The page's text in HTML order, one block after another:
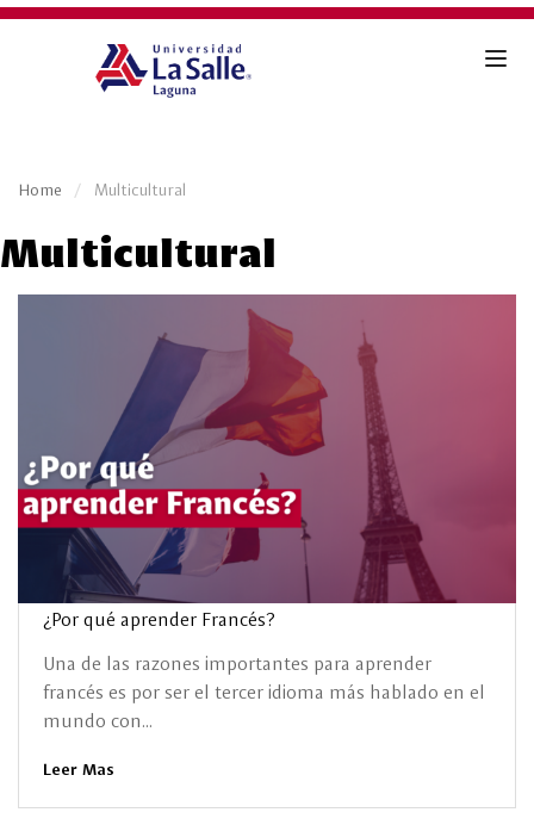
Home Multicultural
Multicultural
¿Por qué aprender Francés?
Una de las razones importantes para aprender
francés es por ser el tercer idioma más hablado en el
mundo con...
Leer Mas